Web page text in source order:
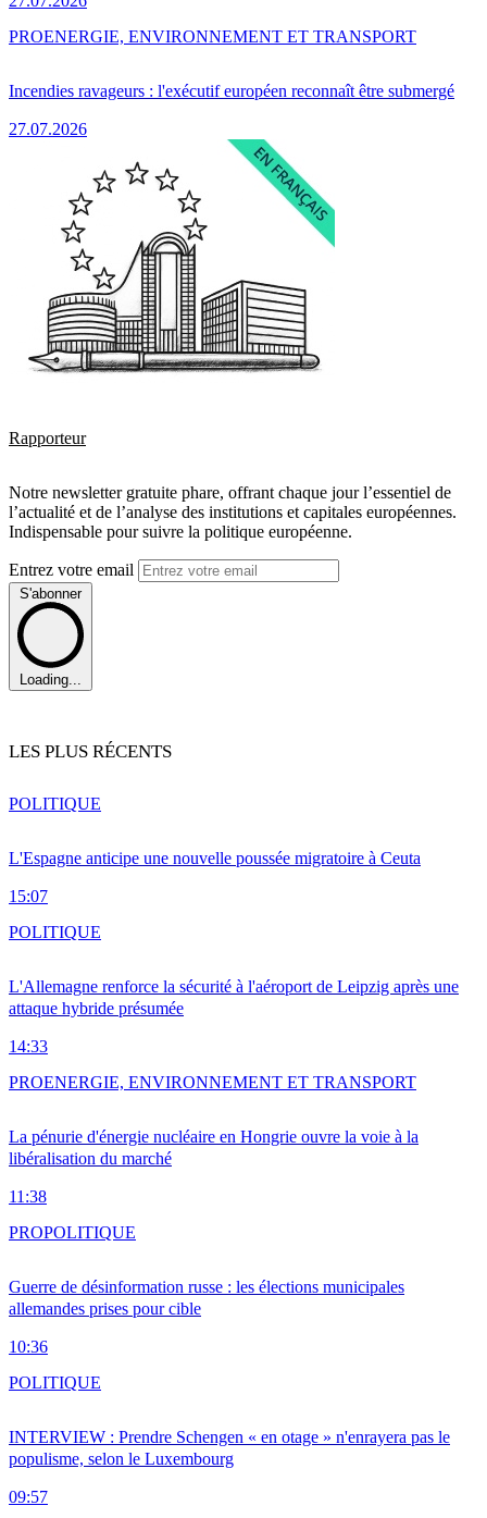
Incendies ravageurs : l'exécutif européen reconnaît être submergé
27.07.2026
PROENERGIE, ENVIRONNEMENT ET TRANSPORT
Rapporteur
Notre newsletter gratuite phare, offrant chaque jour l’essentiel de
l’actualité et de l’analyse des institutions et capitales européennes.
Indispensable pour suivre la politique européenne.
Entrez votre email
S'abonner
Loading...
LES PLUS RÉCENTS
L'Espagne anticipe une nouvelle poussée migratoire à Ceuta
15:07
POLITIQUE
L'Allemagne renforce la sécurité à l'aéroport de Leipzig après une
attaque hybride présumée
14:33
POLITIQUE
La pénurie d'énergie nucléaire en Hongrie ouvre la voie à la
libéralisation du marché
11:38
PROENERGIE, ENVIRONNEMENT ET TRANSPORT
Guerre de désinformation russe : les élections municipales
allemandes prises pour cible
10:36
PROPOLITIQUE
INTERVIEW : Prendre Schengen « en otage » n'enrayera pas le
populisme, selon le Luxembourg
09:57
POLITIQUE